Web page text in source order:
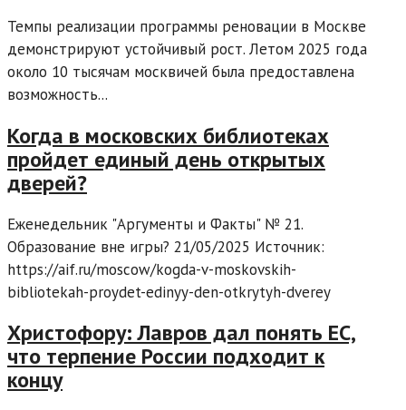
Темпы реализации программы реновации в Москве
демонстрируют устойчивый рост. Летом 2025 года
около 10 тысячам москвичей была предоставлена
возможность...
Когда в московских библиотеках
пройдет единый день открытых
дверей?
Еженедельник "Аргументы и Факты" № 21.
Образование вне игры? 21/05/2025 Источник:
https://aif.ru/moscow/kogda-v-moskovskih-
bibliotekah-proydet-edinyy-den-otkrytyh-dverey
Христофору: Лавров дал понять ЕС,
что терпение России подходит к
концу